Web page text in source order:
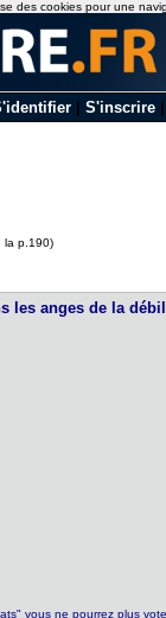
S'inscrire
la p.190)
les anges de la
vous ne pourrez plus
des cookies pour une